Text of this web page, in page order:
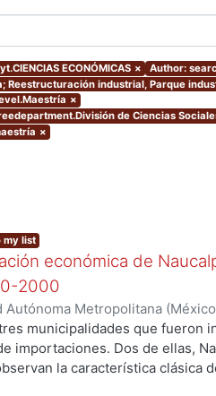
ECONÓMICAS × Author:
Reestructuración industrial, Parque
×
de Ciencias
×
my list
económica de
2000
Autónoma Metropolitana
Información.,2003-03)
municipalidades que fueron
importaciones. Dos de ellas,
la característica clásica